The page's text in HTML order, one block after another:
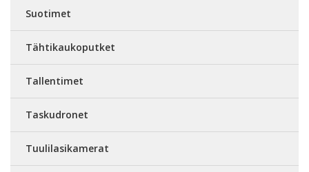
Suotimet
Tähtikaukoputket
Tallentimet
Taskudronet
Tuulilasikamerat